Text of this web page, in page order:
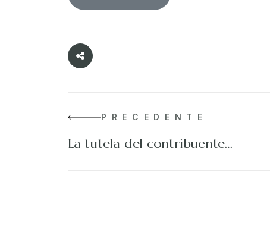
PRECEDENTE
La tutela del contribuente…